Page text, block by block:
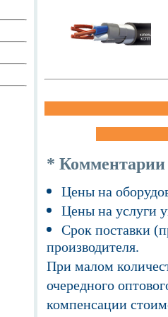
* Комментарии
Цены на
Цены на услуги
Срок поставки
производителя.
При малом
очередного
компенсации